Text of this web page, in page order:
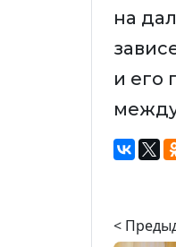
на
и его
<